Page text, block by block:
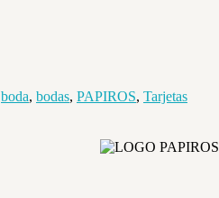
boda, bodas, PAPIROS, Tarjetas